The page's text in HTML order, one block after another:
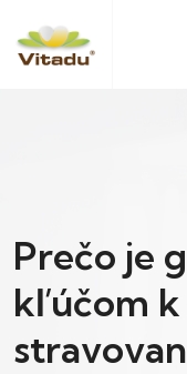
Prečo je
kľúčom k